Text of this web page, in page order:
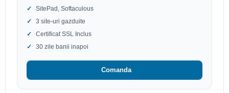
SitePad, Softaculous
3 site-uri gazduite
Certificat SSL Inclus
30 zile banii inapoi
Comanda